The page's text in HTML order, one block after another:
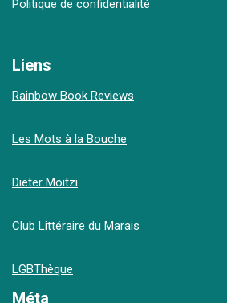
Politique de confidentialité
Liens
Rainbow Book Reviews
Les Mots à la Bouche
Dieter Moitzi
Club Littéraire du Marais
LGBThèque
Méta